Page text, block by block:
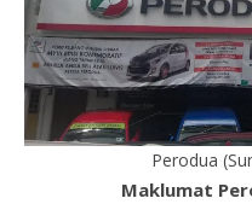
Perodua
Maklumat